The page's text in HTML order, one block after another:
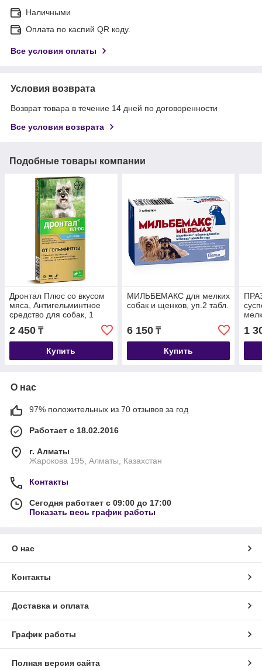
Наличными
Оплата по каспий QR коду.
Все условия оплаты
Условия возврата
Возврат товара в течение 14 дней по договоренности
Все условия возврата
Подобные товары компании
Дронтал Плюс со вкусом
мяса, Антигельминтное
средство для собак, 1
2 450 ₸
Купить
МИЛЬБЕМАКС для мелких
собак и щенков, уп.2 табл.
6 150₸
Купить
1
О нас
97% положительных из 70 отзывов за год
Работает с 18.02.2016
г. Алматы
Жарокова 195, Алматы, Казахстан
Контакты
Сегодня работает с 09:00 до 17:00
Показать весь график работы
О нас
Контакты
Доставка и оплата
График работы
Полная версия сайта